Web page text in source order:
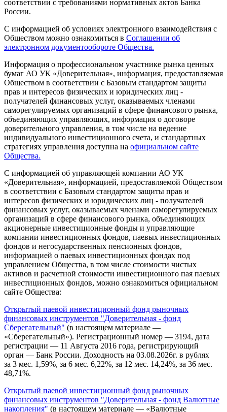
соответствии с требованиями нормативных актов Банка
России.
С информацией об условиях электронного взаимодействия с
Обществом можно ознакомиться в Соглашении об
электронном документообороте Общества.
Информация о профессиональном участнике рынка ценных
бумаг АО УК «Доверительная», информация, предоставляемая
Обществом в соответствии с Базовым стандартом защиты
прав и интересов физических и юридических лиц -
получателей финансовых услуг, оказываемых членами
саморегулируемых организаций в сфере финансового рынка,
объединяющих управляющих, информация о договоре
доверительного управления, в том числе на ведение
индивидуального инвестиционного счета, и стандартных
стратегиях управления доступна на официальном сайте
Общества.
С информацией об управляющей компании АО УК
«Доверительная», информацией, предоставляемой Обществом
в соответствии с Базовым стандартом защиты прав и
интересов физических и юридических лиц - получателей
финансовых услуг, оказываемых членами саморегулируемых
организаций в сфере финансового рынка, объединяющих
акционерные инвестиционные фонды и управляющие
компании инвестиционных фондов, паевых инвестиционных
фондов и негосударственных пенсионных фондов,
информацией о паевых инвестиционных фондах под
управлением Общества, в том числе стоимости чистых
активов и расчетной стоимости инвестиционного пая паевых
инвестиционных фондов, можно ознакомиться официальном
сайте Общества:
Открытый паевой инвестиционный фонд рыночных
финансовых инструментов "Доверительная - фонд
Сберегательный" (в настоящем материале —
«Сберегательный»). Регистрационный номер — 3194, дата
регистрации — 11 Августа 2016 года, регистрирующий
орган — Банк России. Доходность на 03.08.2026г. в рублях
за 3 мес. 1,59%, за 6 мес. 6,22%, за 12 мес. 14,24%, за 36 мес.
48,71%.
Открытый паевой инвестиционный фонд рыночных
финансовых инструментов "Доверительная - фонд Валютные
накопления" (в настоящем материале — «Валютные